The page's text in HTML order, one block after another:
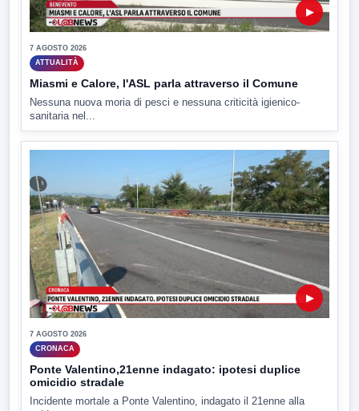
▶
7 AGOSTO 2026
ATTUALITÀ
Miasmi e Calore, l'ASL parla attraverso il Comune
Nessuna nuova moria di pesci e nessuna criticità igienico-
sanitaria nel...
▶
7 AGOSTO 2026
CRONACA
Ponte Valentino,21enne indagato: ipotesi duplice
omicidio stradale
Incidente mortale a Ponte Valentino, indagato il 21enne alla